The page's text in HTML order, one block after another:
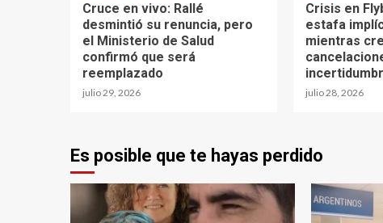
Cruce en vivo: Rallé
desmintió su renuncia, pero
el Ministerio de Salud
confirmó que será
reemplazado
julio 29, 2026
Crisis en
estafa
mientras
julio 28, 2026
Es posible que te hayas perdido